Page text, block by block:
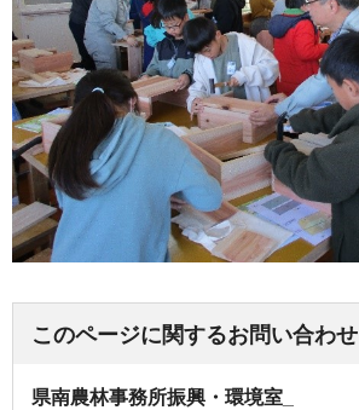
このページに関するお問い合わせ
県南農林事務所振興・環境室_